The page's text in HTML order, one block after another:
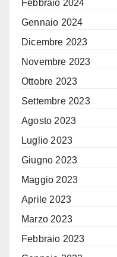
Febbraio 2024
Gennaio 2024
Dicembre 2023
Novembre 2023
Ottobre 2023
Settembre 2023
Agosto 2023
Luglio 2023
Giugno 2023
Maggio 2023
Aprile 2023
Marzo 2023
Febbraio 2023